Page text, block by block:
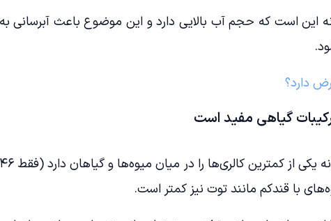
این است که حجم آب بالایی دارد و این موضوع باعث آبرسانی
دارد؟
گیاهی مفید است
همان‌طور که پیش‌تر گفتیم، هندوانه یکی از کمترین کالری‌ها را در میان
با قندکم مانند توت نیز کمتر است.